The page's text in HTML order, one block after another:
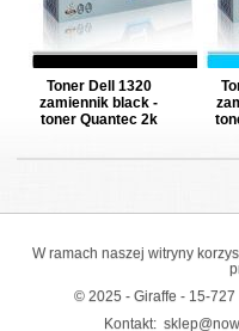
Toner Dell 1320
zamiennik black -
toner Quantec 2k
W ramach naszej witryny
© 2025 - Giraffe - 15-727
Kontakt: